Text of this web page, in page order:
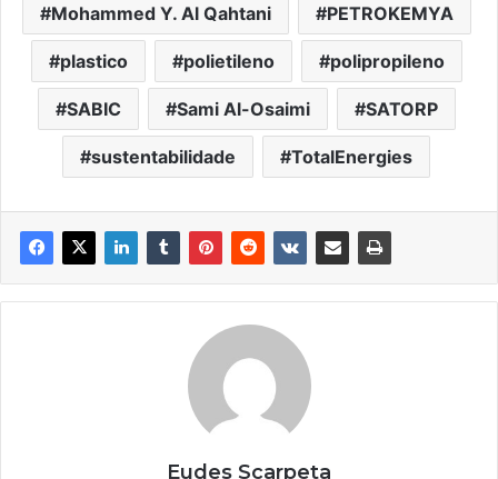
Mohammed Y. Al Qahtani PETROKEMYA
plastico polietileno polipropileno
SABIC Sami Al-Osaimi SATORP
sustentabilidade TotalEnergies
Eudes Scarpeta